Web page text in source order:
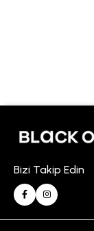
Bizi Takip Edin